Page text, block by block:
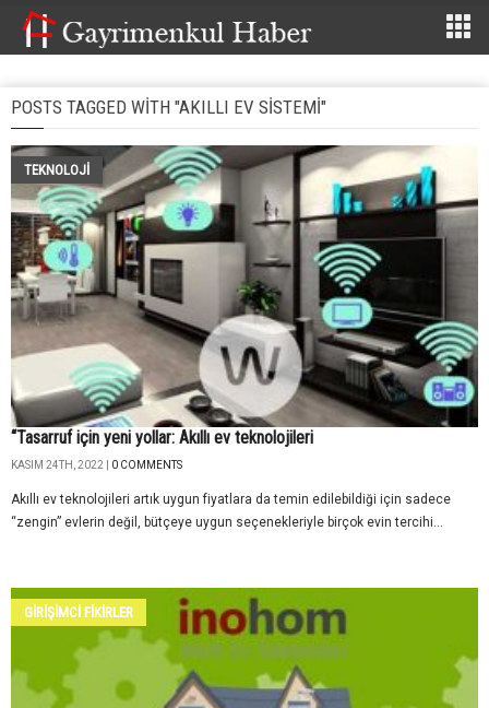
POSTS TAGGED WITH "AKILLI EV SISTEMI"
TEKNOLOJİ
“Tasarruf için yeni yollar: Akıllı ev teknolojileri
KASIM 24TH, 2022 | 0 COMMENTS
Akıllı ev teknolojileri artık uygun fiyatlara da temin edilebildiği için sadece
“zengin” evlerin değil, bütçeye uygun seçenekleriyle birçok evin tercihi...
GİRİŞİMCİ FİKİRLER